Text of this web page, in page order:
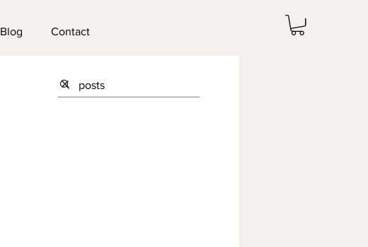
Blog Contact